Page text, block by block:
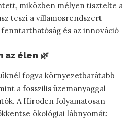
miközben mélyen tisztelte a
teszi a villamosrendszert
és az innováció
az élen 🌿
fogva környezetbarátabb
a fosszilis üzemanyaggal
A Hiroden folyamatosan
ökológiai lábnyomát: